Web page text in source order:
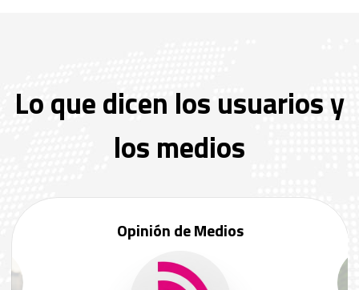
Lo que dicen los usuarios y
los medios
Opinión de Medios